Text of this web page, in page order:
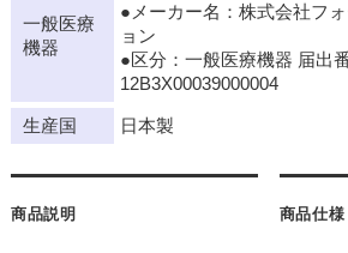
一般医療
機器
●メーカー名：株式会社フ
ョン
●区分：一般医療機器 届出
12B3X00039000004
生産国 日本製
商品説明 商品仕様